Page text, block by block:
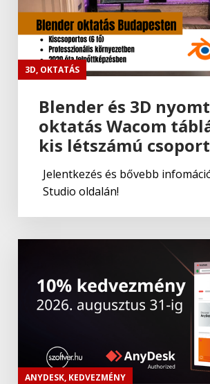
3D, OKTATÁS
Blender és 3D
oktatás Wacom
kis létszámú
Jelentkezés és bővebb
Studio oldalán!
ANYDESK, KEDVEZMÉNY